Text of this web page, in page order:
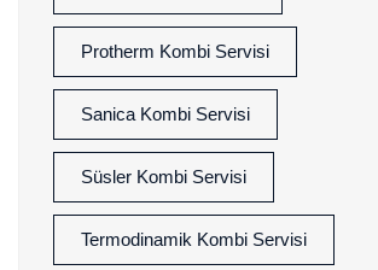
Protherm Kombi Servisi
Sanica Kombi Servisi
Süsler Kombi Servisi
Termodinamik Kombi Servisi